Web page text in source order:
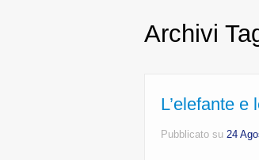
Archivi
L’elefante e
Pubblicato su 24